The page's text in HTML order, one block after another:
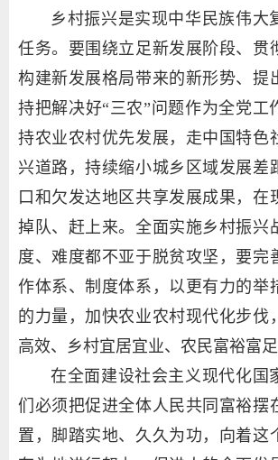
乡村振兴是实现中华民族伟大
任务。要围绕立足新发展阶段、贯
构建新发展格局带来的新形势、提
持把解决好“三农”问题作为全党工
持农业农村优先发展，走中国特色
兴道路，持续缩小城乡区域发展差
口和欠发达地区共享发展成果，在
掉队、赶上来。全面实施乡村振兴
度、难度都不亚于脱贫攻坚，要完
作体系、制度体系，以更有力的举
的力量，加快农业农村现代化步伐
高效、乡村宜居宜业、农民富裕富足
在全面建设社会主义现代化国
们必须把促进全体人民共同富裕摆
置，脚踏实地、久久为功，向着这